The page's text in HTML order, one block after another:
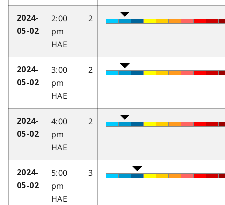
2024-
05-02
2:00
pm
HAE
2
2024-
05-02
3:00
pm
HAE
2
2024-
05-02
4:00
pm
HAE
2
2024-
05-02
5:00
pm
HAE
3